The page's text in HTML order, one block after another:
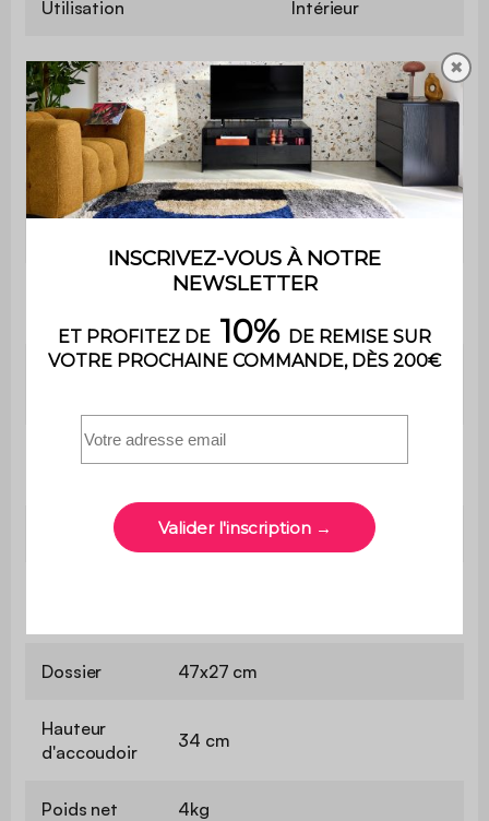
Utilisation Intérieur
Usage Usage domestique uniquement
Garantie 2 ans
Montage
Le montage est très simple, une
Garnissage
Dimensions
L 47 x P 43,5 x H 50cm
31,5x37 cm
Dossier 47x27 cm
Hauteur
d'accoudoir
34 cm
Poids net 4kg
✖